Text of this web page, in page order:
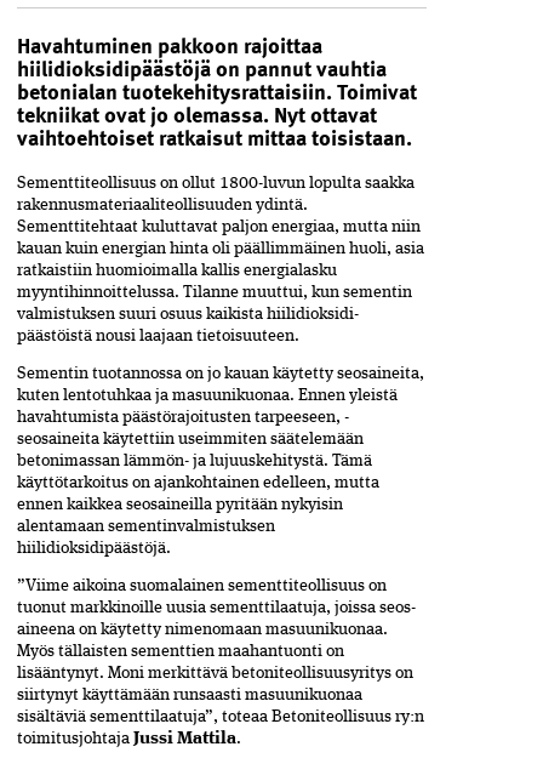
Havahtuminen pakkoon rajoittaa
hiilidioksidipäästöjä on pannut vauhtia
betonialan tuotekehitysrattaisiin. Toimivat
tekniikat ovat jo olemassa. Nyt ottavat
vaihtoehtoiset ratkaisut mittaa toisistaan.
Sementtiteollisuus on ollut 1800-luvun­ ­­lopulta saakka
rakennusmateriaali­teollisuuden ydintä.
Sementtitehtaat kuluttavat paljon energiaa, mutta niin
kauan­ kuin energian hinta oli päällimmäinen huoli,­ asia
ratkaistiin huomioimalla kallis energia­lasku
myyntihinnoittelussa. Tilanne muuttui, kun ­sementin
valmistuksen suuri osuus kaikista hiilidioksidi­
päästöistä nousi laajaan tietoisuuteen.
Sementin tuotannossa on jo kauan käytetty seos­aineita,
kuten lentotuhkaa ja masuunikuonaa. Ennen yleistä
havahtumista päästörajoitusten tarpeeseen, ­
seosaineita käytettiin useimmiten säätelemään
betonimassan lämmön- ja lujuuskehitystä. Tämä
käyttö­tarkoitus on ajankohtainen edelleen, mutta
ennen kaikkea seosaineilla pyritään nykyisin
alentamaan ­sementinvalmistuksen
hiilidioksidipäästöjä.
”Viime aikoina suomalainen sementtiteollisuus on
tuonut markkinoille uusia sementtilaatuja, joissa­ seos­
aineena on käytetty nimenomaan masuunikuonaa.
Myös tällaisten sementtien maahantuonti on
lisääntynyt. Moni merkittävä betoniteollisuusyritys on
siirtynyt käyttämään runsaasti masuunikuonaa
sisältäviä sementtilaatuja”, toteaa Betoniteollisuus ry:n
toimitusjohtaja Jussi Mattila.